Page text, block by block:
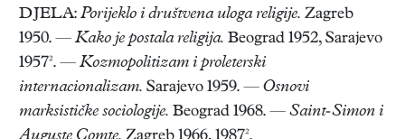
DJELA: Porijeklo i društvena uloga religije. Zagreb
1950. — Kako je postala religija. Beograd 1952, Sarajevo
1957². — Kozmopolitizam i proleterski
internacionalizam. Sarajevo 1959. — Osnovi
marksističke sociologije. Beograd 1968. — Saint-Simon i